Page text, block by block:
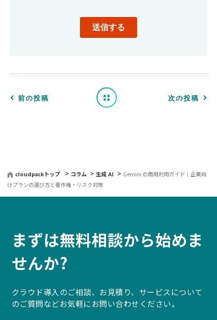
前の投稿
覧
へ 次の投稿
cloudpackトップ コラム 生成 AI
Gemini の商用利用ガイド｜企業向
けプランの選び方と著作権・リスク対策
まずは無料相談から始めま
せんか?
クラウド導入のご相談、お見積り、サービスについて
のご質問などお気軽にお問い合わせください。